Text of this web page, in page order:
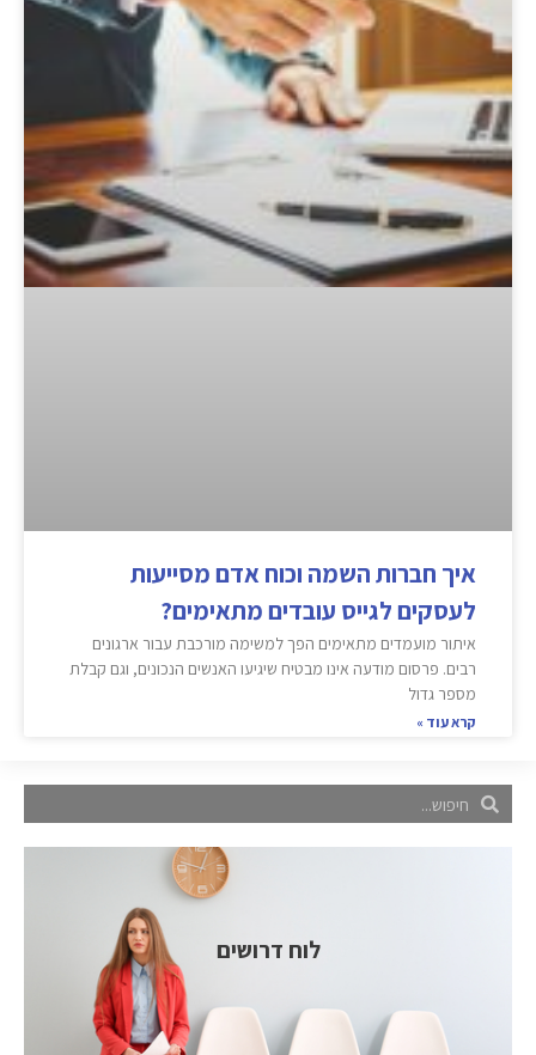
איך חברות השמה וכוח אדם מסייעות
לעסקים לגייס עובדים מתאימים?
איתור מועמדים מתאימים הפך למשימה מורכבת עבור ארגונים
רבים. פרסום מודעה אינו מבטיח שיגיעו האנשים הנכונים, וגם קבלת
מספר גדול
קרא עוד »
לוח דרושים